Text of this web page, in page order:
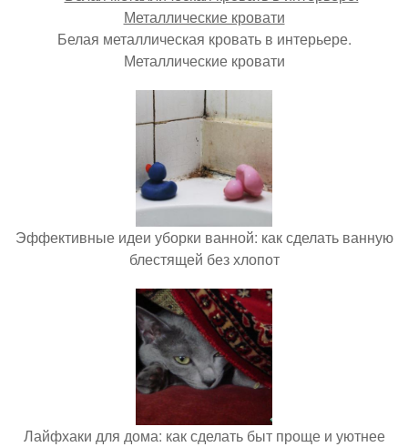
Белая металлическая кровать в интерьере.
Металлические кровати
Эффективные идеи уборки ванной: как сделать ванную
блестящей без хлопот
Лайфхаки для дома: как сделать быт проще и уютнее